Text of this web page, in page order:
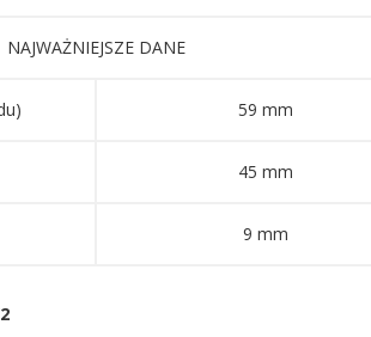
NAJWAŻNIEJSZE DANE
59 mm
45 mm
9 mm